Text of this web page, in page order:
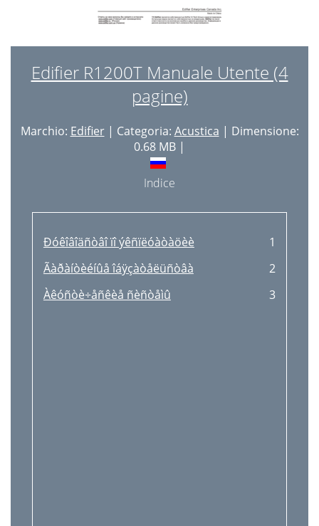
Edifier R1200T Manuale Utente (4
pagine)
Marchio: Edifier| Categoria: Acustica | Dimensione:
0.68 MB |
Indice
Ðóêîâîäñòâî ïî ýêñïëóàòàöèè
1
Ãàðàíòèéíûå îáÿçàòåëüñòâà
2
Àêóñòè÷åñêèå ñèñòåìû
3